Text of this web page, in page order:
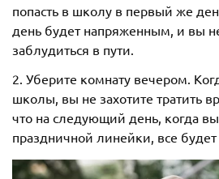
попасть в школу в первый же
день будет напряженным, и вы
заблудиться в пути.
2. Уберите комнату вечером.
школы, вы не захотите тратить
что на следующий день, когда
праздничной линейки, все будет